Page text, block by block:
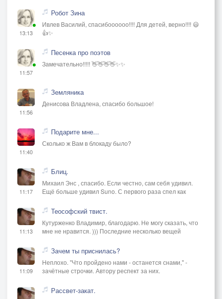
13:13
Робот Зина
Ивлев Василий, спасибоооооо!!!! Для детей, верно!!!! 😃
👍✨
11:57
Песенка про поэтов
Замечательно!!!!! 👋👋👋👋✨✨
11:56
Земляника
Денисова Владлена, спасибо большое!
11:40
Подарите мне...
Сколько ж Вам в блокаду было?
11:17
Блиц.
Михаил Энс , спасибо. Если честно, сам себя удивил.
Ещё больше удивил Suno. С первого раза спел как
11:13
Теософский твист.
Кутурженко Владимир, благодарю. Не могу сказать, что
мне не нравится. ))) Последние несколько вещей
11:09
Зачем ты приснилась?
Неплохо. "Что пройдено нами - останется снами," -
зачётные строчки. Автору респект за них.
Рассвет-закат.